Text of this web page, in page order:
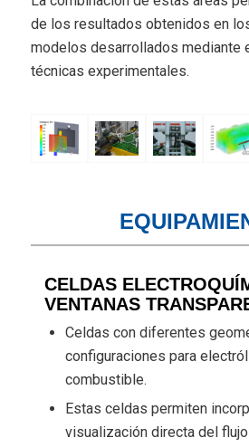
de los resultados obtenidos en
modelos desarrollados mediante
técnicas experimentales.
CELDAS
VENTANAS
Celdas con diferentes
configuraciones para
combustible.
Estas celdas permiten
visualización directa del